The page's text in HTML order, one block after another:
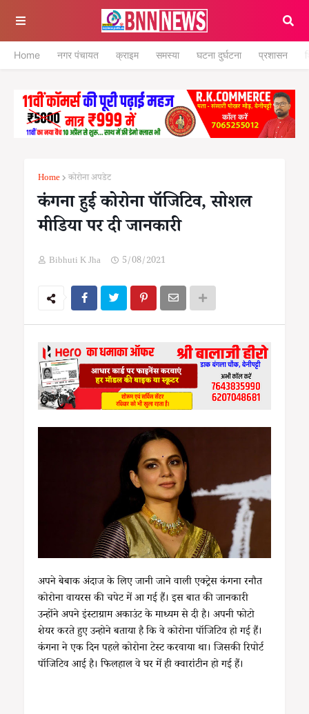
Home नगर पंचायत क्राइम समस्या घटना दुर्घटना प्रशासन
Home कोरोना अपडेट
कंगना हुई कोरोना पॉजिटिव, सोशल
मीडिया पर दी जानकारी
Bibhuti K Jha 5/08/2021
अपने बेबाक अंदाज के लिए जानी जाने वाली एक्ट्रेस कंगना रनौत
कोरोना वायरस की चपेट में आ गई हैं। इस बात की जानकारी
उन्होंने अपने इंस्टाग्राम अकाउंट के माध्यम से दी है। अपनी फोटो
शेयर करते हुए उन्होने बताया है कि वे कोरोना पॉजिटिव हो गई हैं।
कंगना ने एक दिन पहले कोरोना टेस्ट करवाया था। जिसकी रिपोर्ट
पॉजिटिव आई है। फिलहाल वे घर में ही क्वारांटीन हो गई हैं।